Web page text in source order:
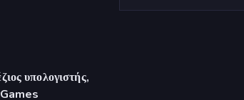
υπολογιστής,